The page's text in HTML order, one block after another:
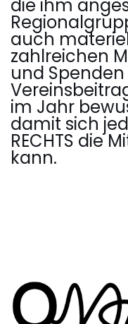
die ihm
auch
zahlreichen
und
im Jahr
damit sich
RECHTS die
kann.